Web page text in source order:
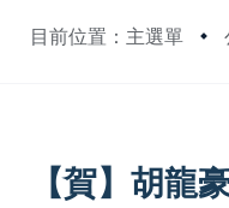
目前位置：主選單
【賀】胡龍